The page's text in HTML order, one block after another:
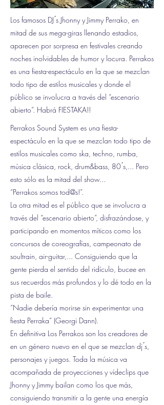
Los famosos DJ ́s Jhonny y Jimmy Perrako, en
mitad de sus mega-giras llenando estadios,
aparecen por sorpresa en festivales creando
noches inolvidables de humor y locura. Perrakos
es una fiesta-espectáculo en la que se mezclan
todo tipo de estilos musicales y donde el
público se involucra a través del “escenario
abierto”. Habrá FIESTAKA!!
Perrakos Sound System es una fiesta-
espectáculo en la que se mezclan todo tipo de
estilos musicales como ska, techno, rumba,
música clásica, rock, drum&bass, 80 ́s,... Pero
esto sólo es la mitad del show...
“Perrakos somos tod@s!”.
La otra mitad es el público que se involucra a
través del “escenario abierto”, disfrazándose, y
participando en momentos míticos como los
concursos de coreografías, campeonato de
soultrain, air-guitar,... Consiguiendo que la
gente pierda el sentido del ridículo, bucee en
sus recuerdos más profundos y lo dé todo en la
pista de baile.
“Nadie debería morirse sin experimentar una
fiesta Perraka” (Georgi Dann).
En definitiva Los Perrakos son los creadores de
en un género nuevo en el que se mezclan dj ́s,
personajes y juegos. Toda la música va
acompañada de proyecciones y vídeclips que
Jhonny y Jimmy bailan como los que más,
consiguiendo transmitir a la gente una energía